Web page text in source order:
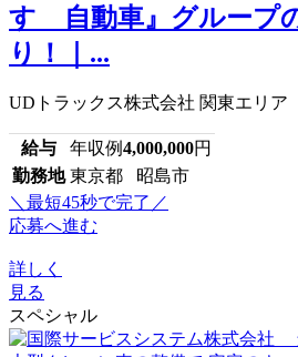
すゞ自動車』グループ
り！｜...
UDトラックス株式会社 関東エリア
給与 年収例4,000,000円
勤務地 東京都 昭島市
＼最短45秒で完了／
応募へ進む
詳しく
見る
スペシャル